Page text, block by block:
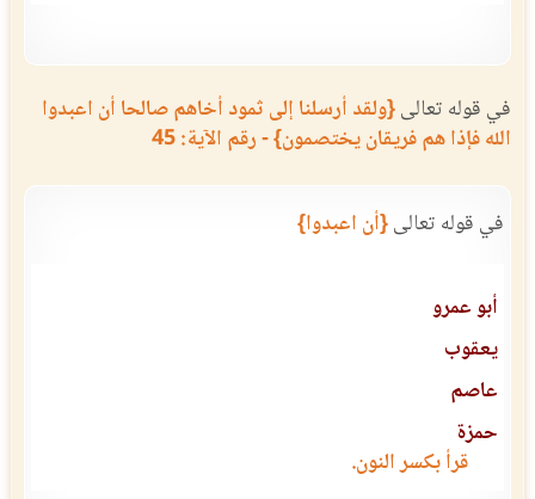
في قوله تعالى{ولقد أرسلنا إلى ثمود أخاهم صالحا أن اعبدوا
الله فإذا هم فريقان يختصمون} - رقم الآية: 45
في قوله تعالى{أن اعبدوا}
أبو عمرو
يعقوب
عاصم
حمزة
قرأ بكسر النون.